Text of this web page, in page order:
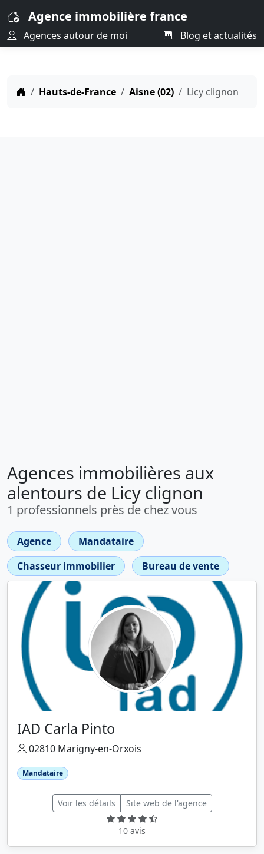
Agence immobilière france
Agences autour de moi Blog et actualités
Hauts-de-France Aisne (02) Licy clignon
Agences immobilières aux
alentours de Licy clignon
1 professionnels près de chez vous
Agence
Mandataire
Chasseur immobilier
Bureau de vente
IAD Carla Pinto
02810 Marigny-en-Orxois
Mandataire
Voir les détails Site web de l'agence
10 avis